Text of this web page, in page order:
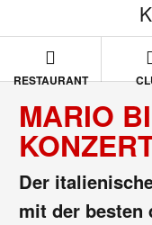
RESTAURANT
MARIO
Der
mit der besten